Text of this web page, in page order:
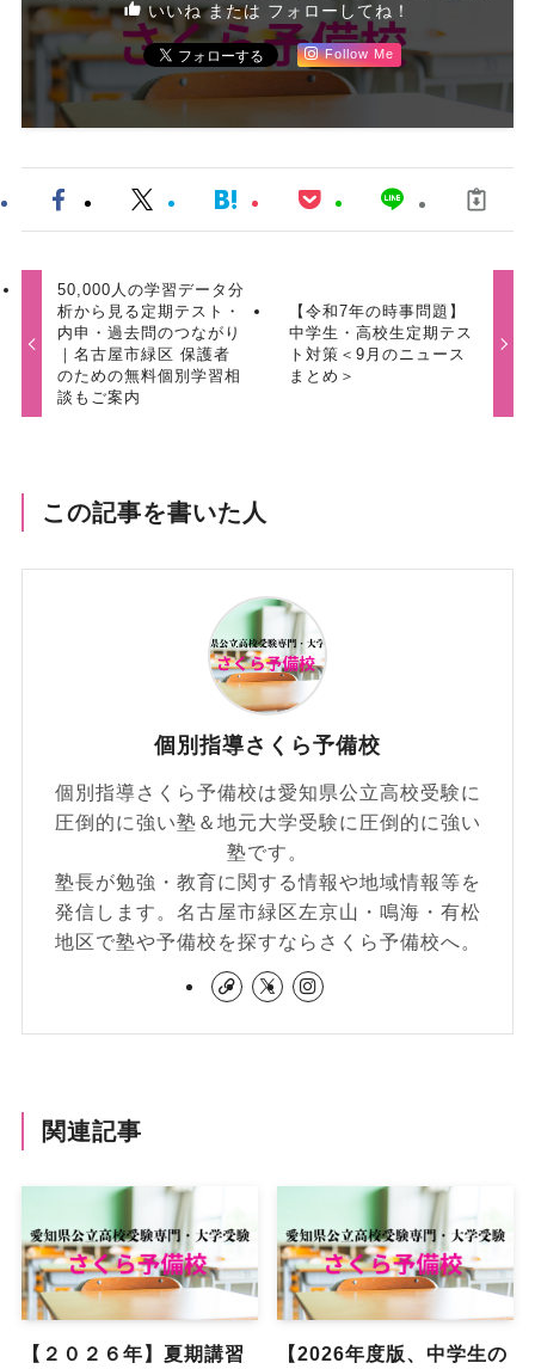
いいね または フォローしてね！
Follow Me
50,000人の学習データ分
析から見る定期テスト・
内申・過去問のつながり
｜名古屋市緑区 保護者
のための無料個別学習相
談もご案内
【令和7年の時事問題】
中学生・高校生定期テス
ト対策＜9月のニュース
まとめ＞
この記事を書いた人
個別指導さくら予備校
個別指導さくら予備校は愛知県公立高校受験に
圧倒的に強い塾＆地元大学受験に圧倒的に強い
塾です。
塾長が勉強・教育に関する情報や地域情報等を
発信します。名古屋市緑区左京山・鳴海・有松
地区で塾や予備校を探すならさくら予備校へ。
関連記事
【２０２６年】夏期講習 【2026年度版、中学生の